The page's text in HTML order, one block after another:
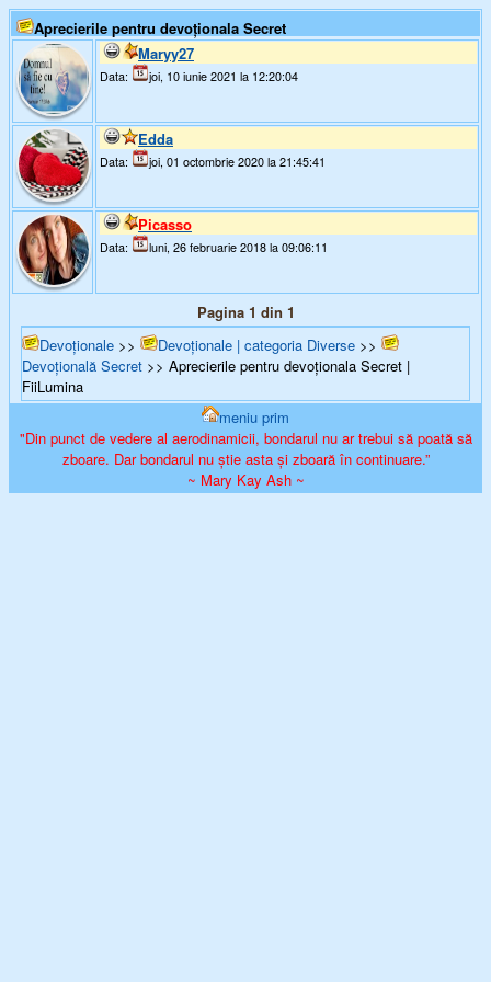
Aprecierile pentru devoționala Secret
Maryy27
Data: joi, 10 iunie 2021 la 12:20:04
Edda
Data: joi, 01 octombrie 2020 la 21:45:41
Picasso
Data: luni, 26 februarie 2018 la 09:06:11
Pagina 1 din 1
Devoționale >> Devoționale | categoria Diverse >>
Devoțională Secret >> Aprecierile pentru devoționala Secret |
FiiLumina
meniu prim
"Din punct de vedere al aerodinamicii, bondarul nu ar trebui să poată să
zboare. Dar bondarul nu știe asta și zboară în continuare.”
~ Mary Kay Ash ~